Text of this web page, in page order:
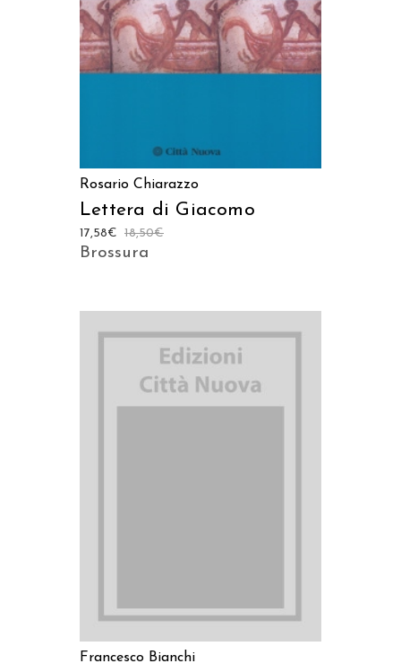
Rosario Chiarazzo
Lettera di Giacomo
18,50€
17,58€
Brossura
Francesco Bianchi